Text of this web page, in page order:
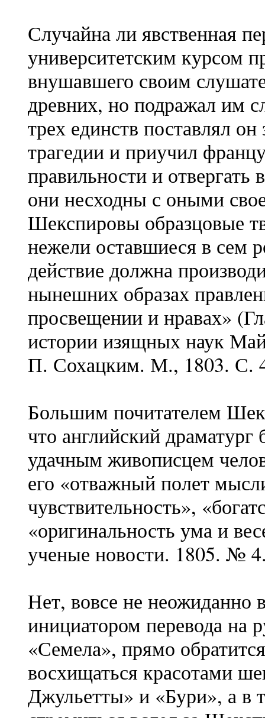
Случайна ли явственная
университетским курсом
внушавшего своим
древних, но подражал им
трех единств поставлял
трагедии и приучил
правильности и
они несходны с оными
Шекспировы образцовые
нежели оставшиеся в сем
действие должна
нынешних образах
просвещении и нравах»
истории изящных наук
П. Сохацким. М., 1803. С.
Большим почитателем
что английский
удачным живописцем
его «отважный полет
чувствительность»,
«оригинальность ума и
ученые новости. 1805. №
Нет, вовсе не неожиданно
инициатором перевода
«Семела», прямо
восхищаться красотами
Джульетты» и «Бури», а в